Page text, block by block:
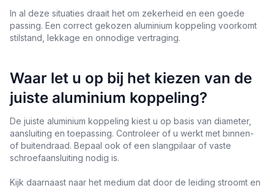
In al deze situaties draait het om zekerheid en een goede
passing. Een correct gekozen aluminium koppeling voorkomt
stilstand, lekkage en onnodige vertraging.
Waar let u op bij het kiezen van de
juiste aluminium koppeling?
De juiste aluminium koppeling kiest u op basis van diameter,
aansluiting en toepassing. Controleer of u werkt met binnen-
of buitendraad. Bepaal ook of een slangpilaar of vaste
schroefaansluiting nodig is.
Kijk daarnaast naar het medium dat door de leiding stroomt en